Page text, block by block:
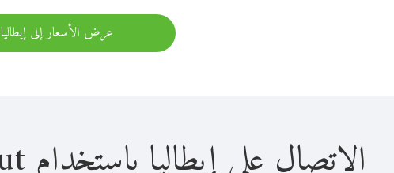
عرض الأسعار إلى إيطاليا